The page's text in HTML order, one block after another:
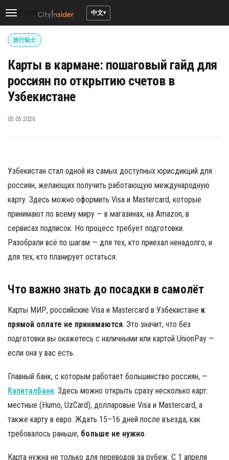
Toggle
中文
首页 /旅行贴士
旅行贴士
Карты в кармане: пошаговый гайд для
россиян по открытию счетов в
Узбекистане
05.05.2026
Узбекистан стал одной из самых доступных юрисдикций для
россиян, желающих получить работающую международную
карту. Здесь можно оформить Visa и Mastercard, которые
принимают по всему миру — в магазинах, на Amazon, в
сервисах подписок. Но процесс требует подготовки.
Разобрали всё по шагам — для тех, кто приехал ненадолго, и
для тех, кто планирует остаться.
Что важно знать до посадки в самолёт
Карты МИР, российские Visa и Mastercard в Узбекистане к
прямой оплате не принимаются. Это значит, что без
подготовки вы окажетесь с наличными или картой UnionPay —
если она у вас есть.
Главный банк, с которым работает большинство россиян, —
КапиталБанк. Здесь можно открыть сразу несколько карт:
местные (Humo, UzCard), долларовые Visa и Mastercard, а
также карту в евро. Ждать 15–16 дней после въезда, как
требовалось раньше, больше не нужно.
Карта нужна не только для переводов за рубеж. С 1 апреля